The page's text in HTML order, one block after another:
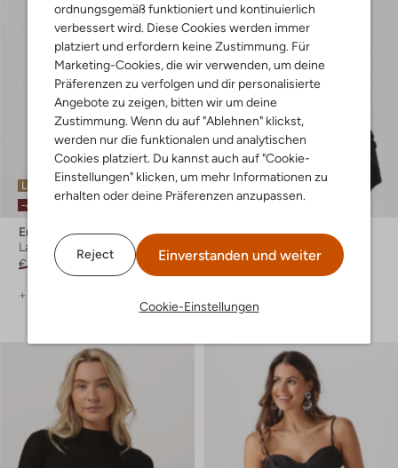
ordnungsgemäß funktioniert und kontinuierlich
verbessert wird. Diese Cookies werden immer
platziert und erfordern keine Zustimmung. Für
Marketing-Cookies, die wir verwenden, um deine
Präferenzen zu verfolgen und dir personalisierte
Angebote zu zeigen, bitten wir um deine
Zustimmung. Wenn du auf "Ablehnen" klickst,
werden nur die funktionalen und analytischen
Cookies platziert. Du kannst auch auf "Cookie-
Einstellungen" klicken, um mehr Informationen zu
erhalten oder deine Präferenzen anzupassen.
Reject Einverstanden und weiter
Cookie-Einstellungen
Letzter Artikel
-40%
Envii
Langarmshirts
€ 59,95
€ 35,99
+ mehr farben
Letzte Größen
Envii
Top
€ 89,95 € 53,99